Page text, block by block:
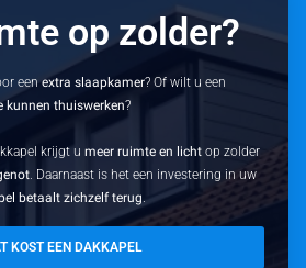
op zolder?
eenextra slaapkamer? Of wilt u een
kunnen thuiswerken?
krijgt umeer ruimte en licht op zolder
. Daarnaast is het een investering in uw
betaalt zichzelf terug
KOST EEN DAKKAPEL